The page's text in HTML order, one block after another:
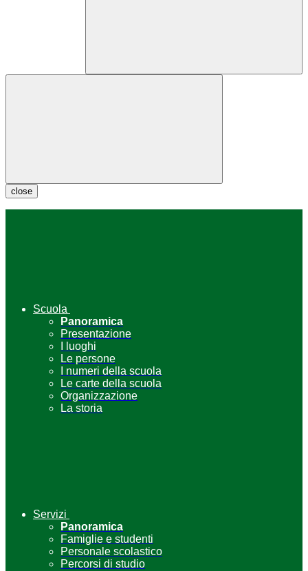
close
Scuola
Panoramica
Presentazione
I luoghi
Le persone
I numeri della scuola
Le carte della scuola
Organizzazione
La storia
Servizi
Panoramica
Famiglie e studenti
Personale scolastico
Percorsi di studio